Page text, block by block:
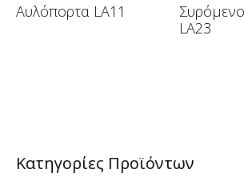
Αυλόπορτα LA11
Συρόμενο
LA23
Κατηγορίες Προϊόντων